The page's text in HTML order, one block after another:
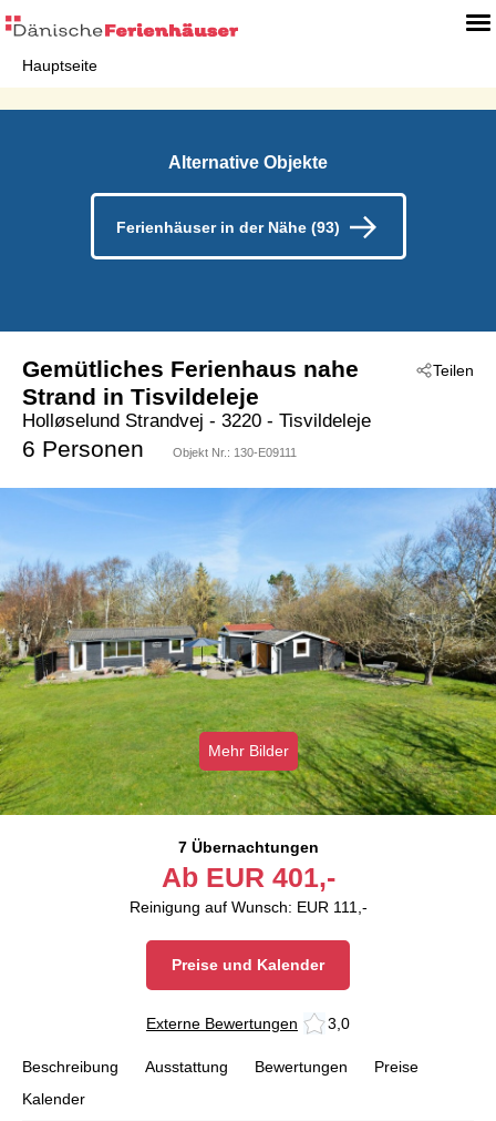
Hauptseite
Alternative Objekte
Ferienhäuser in der Nähe (93)
Teilen
Gemütliches Ferienhaus nahe
Strand in Tisvildeleje
Holløselund Strandvej - 3220 - Tisvildeleje
6 Personen Objekt Nr.: 130-E09111
Mehr Bilder
7 Übernachtungen
Ab EUR 401,-
Reinigung auf Wunsch: EUR 111,-
Preise und Kalender
Externe Bewertungen 3,0
Beschreibung Ausstattung Bewertungen
Preise
Kalender